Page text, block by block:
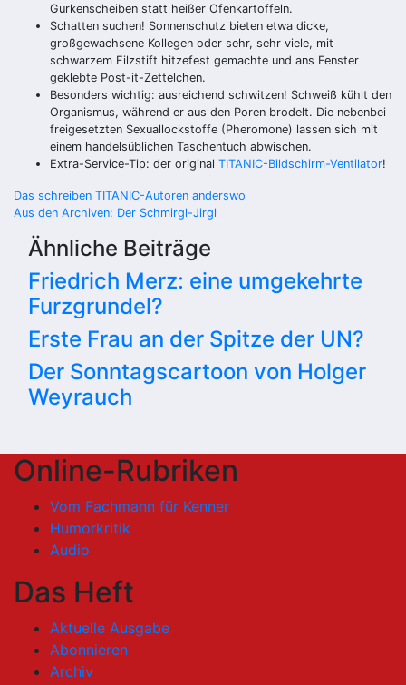
Gurkenscheiben statt heißer Ofenkartoffeln.
Schatten suchen! Sonnenschutz bieten etwa dicke,
großgewachsene Kollegen oder sehr, sehr viele, mit
schwarzem Filzstift hitzefest gemachte und ans Fenster
geklebte Post-it-Zettelchen.
Besonders wichtig: ausreichend schwitzen! Schweiß kühlt den
Organismus, während er aus den Poren brodelt. Die nebenbei
freigesetzten Sexuallockstoffe (Pheromone) lassen sich mit
einem handelsüblichen Taschentuch abwischen.
Extra-Service-Tip: der original TITANIC-Bildschirm-Ventilator!
Beitragsnavigation
Das schreiben TITANIC-Autoren anderswo
Aus den Archiven: Der Schmirgl-Jirgl
Ähnliche Beiträge
Friedrich Merz: eine umgekehrte
Furzgrundel?
Erste Frau an der Spitze der UN?
Der Sonntagscartoon von Holger
Weyrauch
Online-Rubriken
Vom Fachmann für Kenner
Humorkritik
Audio
Das Heft
Aktuelle Ausgabe
Abonnieren
Archiv